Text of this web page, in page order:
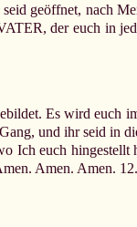
geöffnet, nach
der euch in
Es wird euch
und ihr seid in
euch hingestellt
Amen. Amen.